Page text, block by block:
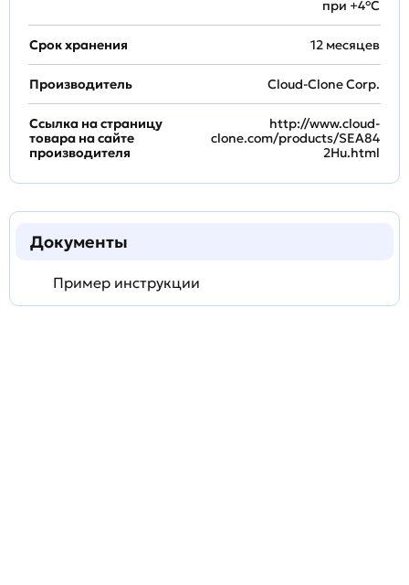
при +4°С
Срок хранения 12 месяцев
Производитель Cloud-Clone Corp.
Ссылка на страницу
товара на сайте
производителя
http://www.cloud-
clone.com/products/SEA84
2Hu.html
Документы
Пример инструкции